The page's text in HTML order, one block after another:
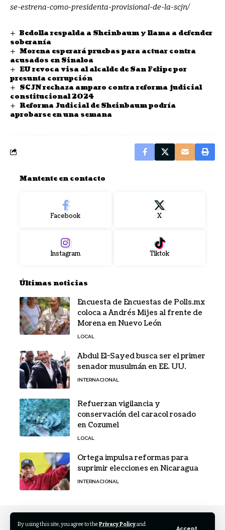
By using this site, you agree to thePrivacy Policyand
Accept
se-estrena-como-presidenta-provisional-de-la-scjn/
Bedolla respalda a Sheinbaum y llama a defender
soberanía
Morena esperará pruebas para actuar contra
acusados en Sinaloa
EU revoca visa al alcalde de San Felipe por
presunta corrupción
SCJN rechaza amparo contra reforma judicial
constitucional 2024
Reforma Judicial de Sheinbaum podría
aprobarse en una semana
Mantente en contacto
Facebook X
Instagram Tiktok
Últimas noticias
Encuesta de Encuestas de Polls.mx
coloca a Andrés Mijes al frente de
Morena en Nuevo León
LOCAL
Abdul El-Sayed busca ser el primer
senador musulmán en EE. UU.
INTERNACIONAL
Refuerzan vigilancia y
conservación del caracol rosado
en Cozumel
LOCAL
Ortega impulsa reformas para
suprimir elecciones en Nicaragua
INTERNACIONAL